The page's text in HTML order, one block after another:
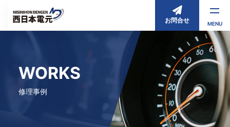
お問合せ MENU
WORKS
修理事例